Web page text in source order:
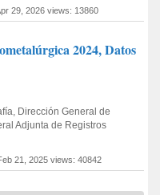
29, 2026 views: 13860
2024, Datos
Dirección General de
Adjunta de Registros
21, 2025 views: 40842